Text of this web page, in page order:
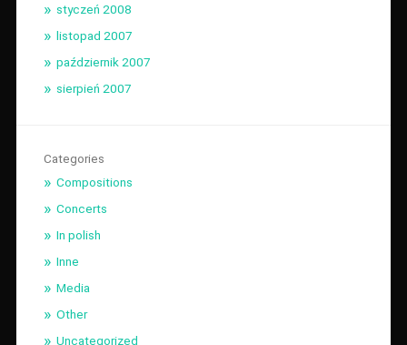
styczeń 2008
listopad 2007
październik 2007
sierpień 2007
Categories
Compositions
Concerts
In polish
Inne
Media
Other
Uncategorized